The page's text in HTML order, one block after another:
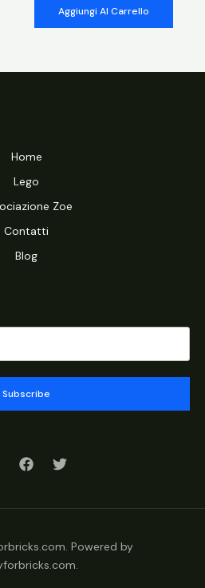
Aggiungi Al Carrello
Home
Lego
Zoe
Contatti
Blog
Subscribe
Powered by